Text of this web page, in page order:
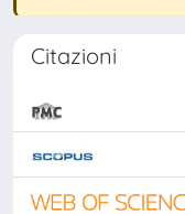
Citazioni